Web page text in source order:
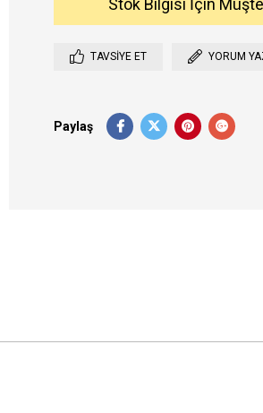
Stok Bilgisi İçin
TAVSIYE ET YORUM
Paylaş